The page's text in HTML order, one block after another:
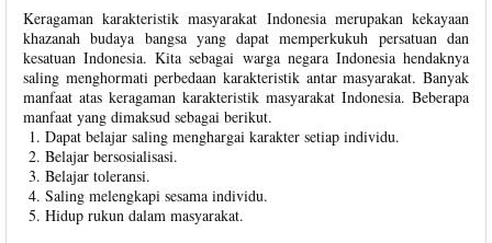
Keragaman karakteristik masyarakat Indonesia merupakan kekayaan
khazanah budaya bangsa yang dapat memperkukuh persatuan dan
kesatuan Indonesia. Kita sebagai warga negara Indonesia hendaknya
saling menghormati perbedaan karakteristik antar masyarakat. Banyak
manfaat atas keragaman karakteristik masyarakat Indonesia. Beberapa
manfaat yang dimaksud sebagai berikut.
Dapat belajar saling menghargai karakter setiap individu.
Belajar bersosialisasi.
Belajar toleransi.
Saling melengkapi sesama individu.
Hidup rukun dalam masyarakat.